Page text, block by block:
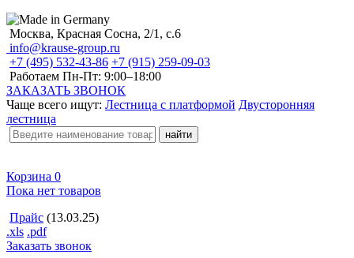
Москва, Красная Сосна, 2/1, с.6
info@krause-group.ru
+7 (495) 532-43-86 +7 (915) 259-09-03
Работаем Пн-Пт: 9:00–18:00
ЗАКАЗАТЬ ЗВОНОК
Чаще всего ищут: Лестница с платформой Двусторонняя
лестница
Корзина 0
Пока нет товаров
Прайс (13.03.25)
.xls .pdf
Заказать звонок